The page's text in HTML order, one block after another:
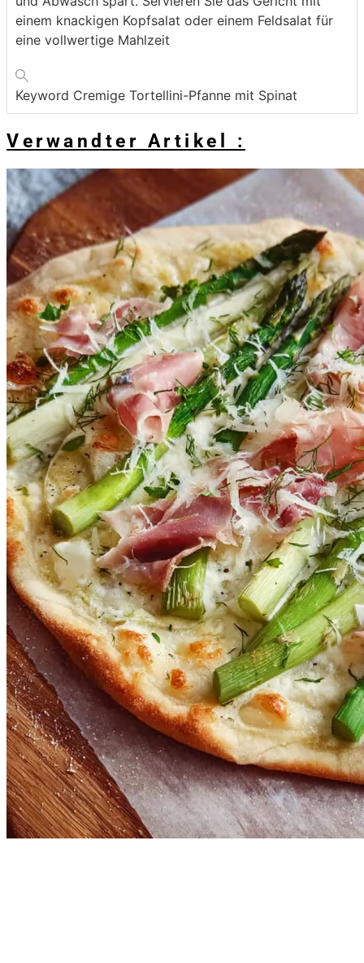
einem knackigen Kopfsalat oder einem Feldsalat für
eine vollwertige Mahlzeit
Keyword Cremige Tortellini-Pfanne mit Spinat
Verwandter Artikel :